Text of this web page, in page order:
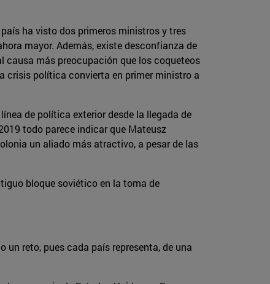
ha visto dos primeros ministros y tres
mayor. Además, existe desconfianza de
causa más preocupación que los coqueteos
crisis política convierta en primer ministro a
de política exterior desde la llegada de
todo parece indicar que Mateusz
un aliado más atractivo, a pesar de las
bloque soviético en la toma de
un reto, pues cada país representa, de una